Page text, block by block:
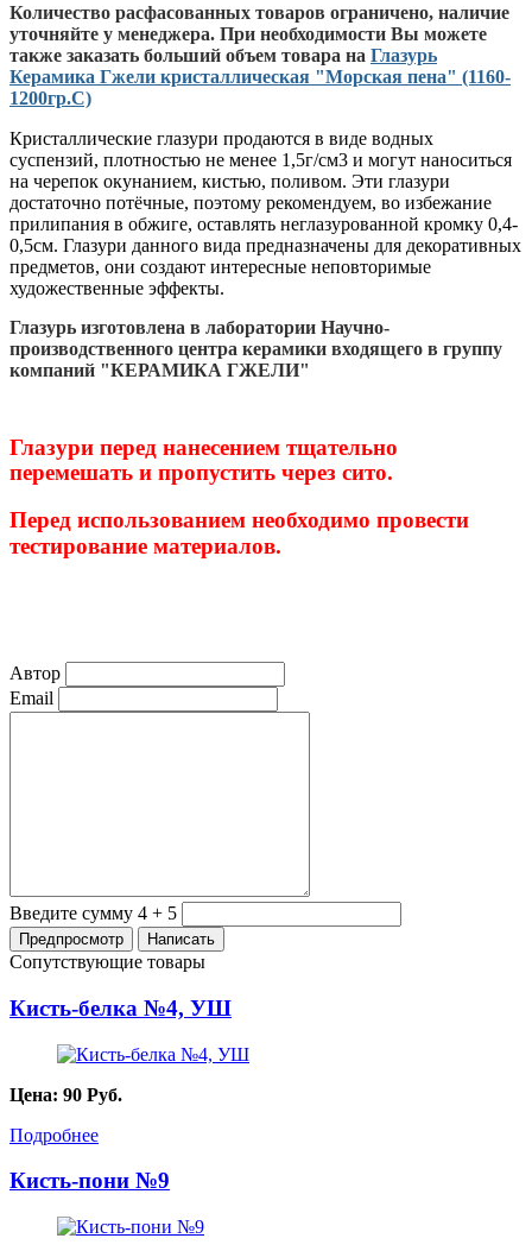
Количество расфасованных товаров ограничено, наличие
уточняйте у менеджера. При необходимости Вы можете
также заказать больший объем товара на Глазурь
Керамика Гжели кристаллическая "Морская пена" (1160-
1200гр.С)
Кристаллические глазури продаются в виде водных
суспензий, плотностью не менее 1,5г/см3 и могут наноситься
на черепок окунанием, кистью, поливом. Эти глазури
достаточно потёчные, поэтому рекомендуем, во избежание
прилипания в обжиге, оставлять неглазурованной кромку 0,4-
0,5см. Глазури данного вида предназначены для декоративных
предметов, они создают интересные неповторимые
художественные эффекты.
Глазурь изготовлена в лаборатории Научно-
производственного центра керамики входящего в группу
компаний "КЕРАМИКА ГЖЕЛИ"
Глазури перед нанесением тщательно
перемешать и пропустить через сито.
Перед использованием необходимо провести
тестирование материалов.
Автор
Email
Введите сумму 4 + 5
Сопутствующие товары
Кисть-белка №4, УШ
Цена: 90 Руб.
Подробнее
Кисть-пони №9